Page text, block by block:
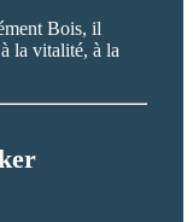
Bois, il
la vitalité, à la